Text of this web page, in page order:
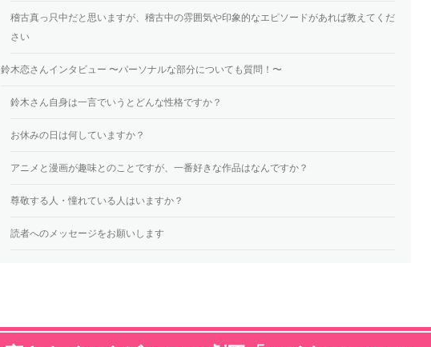
稽古真っ只中だと思いますが、稽古中の雰囲気や印象的なエピソードがあれば教えてくだ
さい
鈴木恋さんインタビュー 〜パーソナルな部分についても質問！〜
鈴木さん自身は一言でいうとどんな性格ですか？
お休みの日は何していますか？
アニメと漫画が趣味とのことですが、一番好きな作品はなんですか？
尊敬する人・憧れている人はいますか？
読者へのメッセージをお願いします